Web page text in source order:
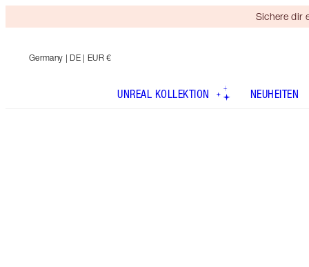
Sichere dir
Germany | DE | EUR €
UNREAL KOLLEKTION NEUHEITEN